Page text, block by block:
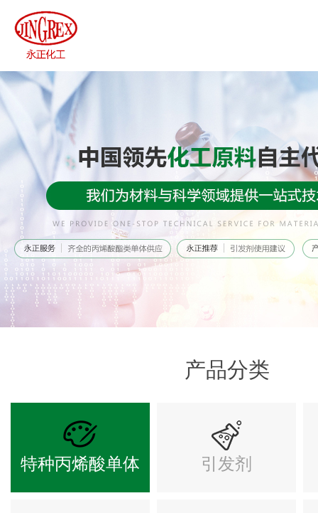
产品分类
特种丙烯酸单体 引发剂